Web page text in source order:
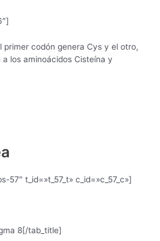
primer codón genera Cys y el otro,
los aminoácidos Cisteína y
57″ t_id=»t_57_t» c_id=»c_57_c»]
8[/tab_title]